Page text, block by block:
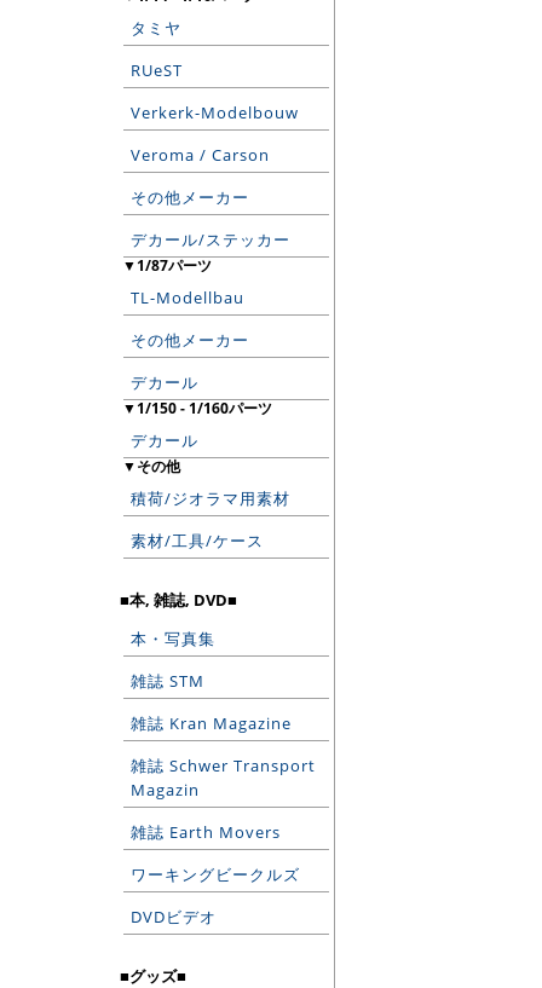
タミヤ
RUeST
Verkerk-Modelbouw
Veroma / Carson
その他メーカー
デカール/ステッカー
▼1/87パーツ
TL-Modellbau
その他メーカー
デカール
▼1/150 - 1/160パーツ
デカール
▼その他
積荷/ジオラマ用素材
素材/工具/ケース
■本, 雑誌, DVD■
本・写真集
雑誌 STM
雑誌 Kran Magazine
雑誌 Schwer Transport
Magazin
雑誌 Earth Movers
ワーキングビークルズ
DVDビデオ
■グッズ■